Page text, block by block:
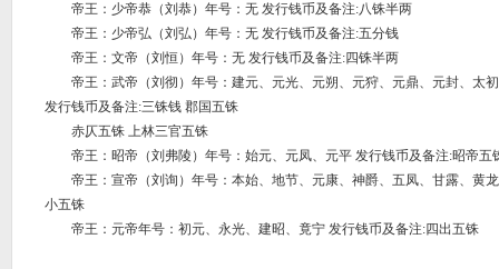
帝王：少帝恭（刘恭）年号：无 发行钱币及备注:八铢半两
帝王：少帝弘（刘弘）年号：无 发行钱币及备注:五分钱
帝王：文帝（刘恒）年号：无 发行钱币及备注:四铢半两
帝王：武帝（刘彻）年号：建元、元光、元朔、元狩、元鼎、元封、太
发行钱币及备注:三铢钱 郡国五铢
赤仄五铢 上林三官五铢
帝王：昭帝（刘弗陵）年号：始元、元凤、元平 发行钱币及备注:昭帝五
帝王：宣帝（刘询）年号：本始、地节、元康、神爵、五凤、甘露、黄龙
小五铢
帝王：元帝年号：初元、永光、建昭、竟宁 发行钱币及备注:四出五铢